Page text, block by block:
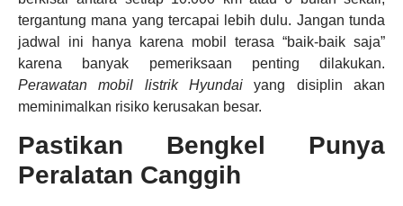
tergantung mana yang tercapai lebih dulu. Jangan tunda
jadwal ini hanya karena mobil terasa “baik-baik saja”
karena banyak pemeriksaan penting dilakukan.
Perawatan mobil listrik Hyundai yang disiplin akan
meminimalkan risiko kerusakan besar.
Pastikan Bengkel Punya
Peralatan Canggih